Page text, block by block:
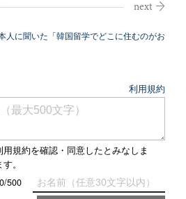
人に聞いた「韓国留学でどこに住むのがお